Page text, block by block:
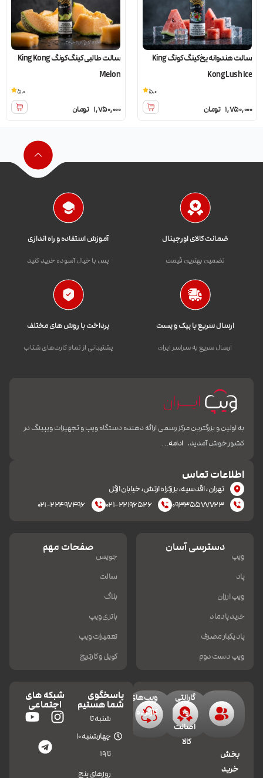
سالت هندوانه یخ کینگ کونگ King
Kong Lush Ice
1,750,000 تومان
5.0
سالت طالبی کینگ کونگ King Kong
Melon
1,750,000 تومان
5.0
ضمانت کالای اورجینال
تضمین بهترین قیمت
آموزش استفاده و راه اندازی
پس با خیال آسوده خرید کنید
ارسال سریع با پیک و پست
ارسال سریع به سراسر ایران
پرداخت با روش های مختلف
پشتیبانی از تمام کارت‌های شتاب
به اولین و بزرگترین مرکز رسمی ارائه دهنده دستگاه ویپ و تجهیزات ویپینگ در
کشور خوش آمدید. ادامه…
اطلاعات تماس
تهران، اقدسیه، بزرکراه ارتش، خیابان ازگل
۰۹۳۳۵۵۷۷۷۲۳
۰۲۱-۲۲۱۹۶۵۲۶ ۰۲۱-۲۲۴۹۷۴۹۶
دسترسی آسان
ویپ
پاد
ویپ ارزان
خرید پادماد
پاد یکبار مصرف
ویپ دست دوم
صفحات مهم
جویس
سالت
بلاگ
باتری ویپ
تعمیرات ویپ
کویل و کارتریج
بخش
خرید
گارانتی
و
اصالت
کالا
ویپ‌های
کارکرده
پاسخگوی
شما هستیم
شنبه تا
چهارشنبه 10
تا 19
روزهای پنج
شبکه های
اجتماعی